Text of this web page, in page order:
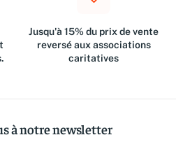
Jusqu'à 15% du prix de vente
reversé aux associations
caritatives
à notre newsletter